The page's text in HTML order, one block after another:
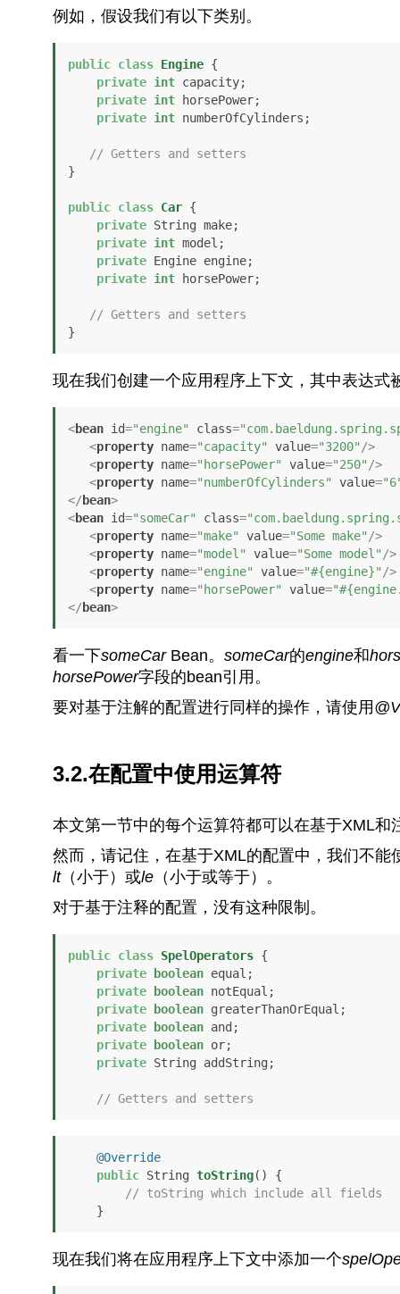
例如，假设我们有以下类别。
public class Engine {
private int capacity;
private int horsePower;
private int numberOfCylinders;
// Getters and setters
}
public class Car {
private String make;
private int model;
private Engine engine;
private int horsePower;
// Getters and setters
}
现在我们创建一个应用程序上下文，其中表达式
<bean id="engine" class=
<property name="capacity" value="3200" />
<property name="horsePower" value="250" />
<property name="numberOfCylinders" value=
</ bean>
<bean id="someCar" class=
<property name="make" value="Some make" />
<property name="model" value="Some model" />
<property name="engine" value="#{engine}" />
<property name="horsePower" value=
</ bean>
看一下someCarBean。 someCar的engine和
horsePower字段的bean引用。
要对基于注解的配置进行同样的操作，请使用
3.2.在配置中使用运算符
本文第一节中的每个运算符都可以在基于XML和
然而，请记住，在基于XML的配置中，我们不能
lt（小于）或le（小于或等于）。
对于基于注释的配置，没有这种限制。
public class SpelOperators {
private
boolean equal;
private
boolean notEqual;
private
boolean greaterThanOrEqual;
private
boolean and;
private
boolean or;
private String addString;
// Getters and setters
@Override
public String toString()
{
// toString which include all fields
    }
现在我们将在应用程序上下文中添加一个